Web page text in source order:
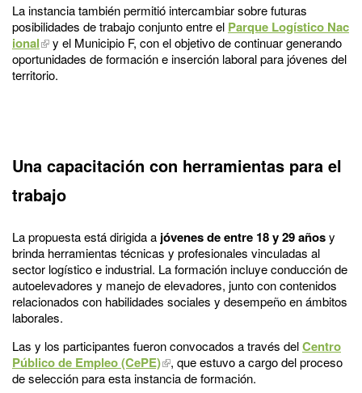
La instancia también permitió intercambiar sobre futuras
posibilidades de trabajo conjunto entre el Parque Logístico Nac
ional
y el Municipio F, con el objetivo de continuar generando
oportunidades de formación e inserción laboral para jóvenes del
territorio.
Una capacitación con herramientas para el
trabajo
La propuesta está dirigida a jóvenes de entre 18 y 29 añosy
brinda herramientas técnicas y profesionales vinculadas al
sector logístico e industrial. La formación incluye conducción de
autoelevadores y manejo de elevadores, junto con contenidos
relacionados con habilidades sociales y desempeño en ámbitos
laborales.
Las y los participantes fueron convocados a través delCentro
Público de Empleo (CePE)
, que estuvo a cargo del proceso
de selección para esta instancia de formación.